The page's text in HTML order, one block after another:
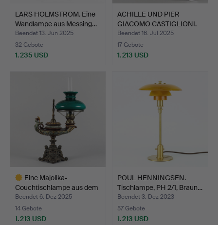
LARS HOLMSTRÖM. Eine
Wandlampe aus Messing…
Beendet 13. Jun 2025
32 Gebote
1.235 USD
ACHILLE UND PIER
GIACOMO CASTIGLIONI.
Steh…
Beendet 16. Jul 2025
17 Gebote
1.213 USD
Eine Majolika-
Couchtischlampe aus dem
spät…
Beendet 6. Dez 2025
14 Gebote
1.213 USD
POUL HENNINGSEN.
Tischlampe, PH 2/1, Braun…
Beendet 3. Dez 2023
57 Gebote
1.213 USD